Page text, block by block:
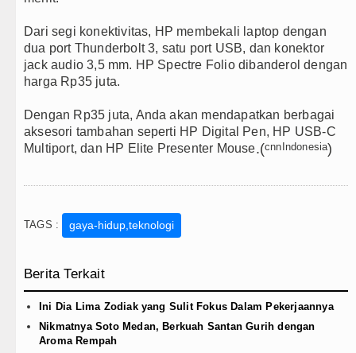
Dari segi konektivitas, HP membekali laptop dengan
dua port Thunderbolt 3, satu port USB, dan konektor
jack audio 3,5 mm. HP Spectre Folio dibanderol dengan
harga Rp35 juta.
Dengan Rp35 juta, Anda akan mendapatkan berbagai
aksesori tambahan seperti HP Digital Pen, HP USB-C
Multiport, dan HP Elite Presenter Mouse.(cnnIndonesia)
TAGS : gaya-hidup,teknologi
Berita Terkait
Ini Dia Lima Zodiak yang Sulit Fokus Dalam Pekerjaannya
Nikmatnya Soto Medan, Berkuah Santan Gurih dengan
Aroma Rempah